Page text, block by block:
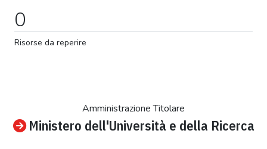
0
Risorse da reperire
Amministrazione Titolare
Ministero dell'Università e della Ricerca